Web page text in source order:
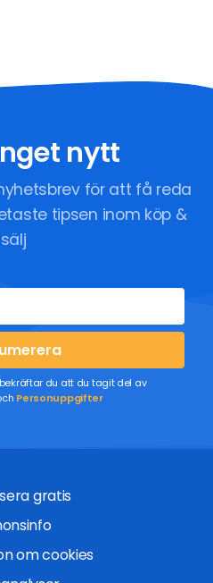
nytt
för att få reda
tipsen inom köp &
sälj
du att du tagit del av
Personuppgifter
gratis
om cookies